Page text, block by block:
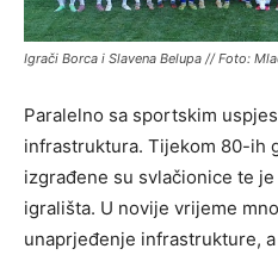
Igrači Borca i Slavena Belupa // Foto:
Paralelno sa sportskim
infrastruktura. Tijekom 80-ih
izgrađene su svlačionice te
igrališta. U novije vrijeme
unaprjeđenje infrastrukture,